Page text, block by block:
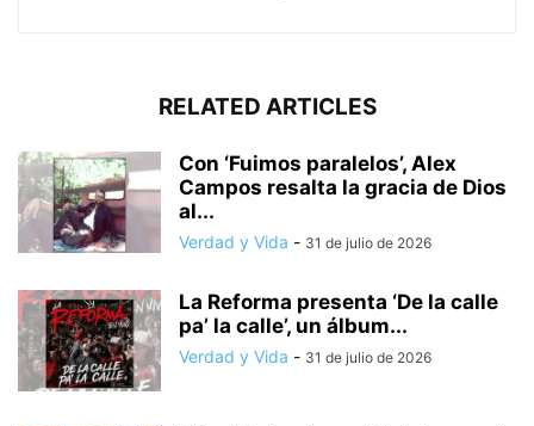
RELATED ARTICLES
Con ‘Fuimos paralelos’, Alex
Campos resalta la gracia de Dios
al...
Verdad y Vida - 31 de julio de 2026
La Reforma presenta ‘De la calle
pa’ la calle’, un álbum...
Verdad y Vida - 31 de julio de 2026